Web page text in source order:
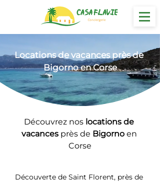
Locations de vacances près de
Bigorno en Corse
Découvrez nos locations de
vacances près de Bigorno en
Corse
Découverte de Saint Florent, près de